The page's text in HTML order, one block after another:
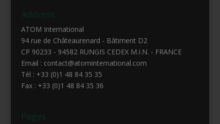
Address
ATOM International
94 rue de Châteaurenard - Bâtiment D2
CP 90233 - 94582 RUNGIS CEDEX M.I.N. - FRANCE
Email : contact@atominternational.com
Tél : +33 (0)1 48 84 35 35
Fax : +33 (0)1 48 84 35 36
Pages